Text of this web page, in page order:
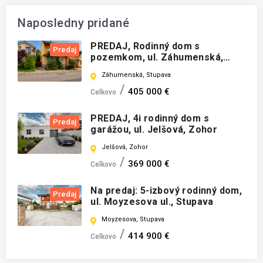
Naposledny pridané
Predaj
PREDAJ, Rodinný dom s
pozemkom, ul. Záhumenská,
Záhumenská, Stupava
Celkovo 405 000 €
Predaj
PREDAJ, 4i rodinný dom s
garážou, ul. Jelšová, Zohor
Jelšová, Zohor
Celkovo 369 000 €
Predaj
Na predaj: 5-izbový rodinný dom,
ul. Moyzesova ul., Stupava
Moyzesova, Stupava
Celkovo 414 900 €